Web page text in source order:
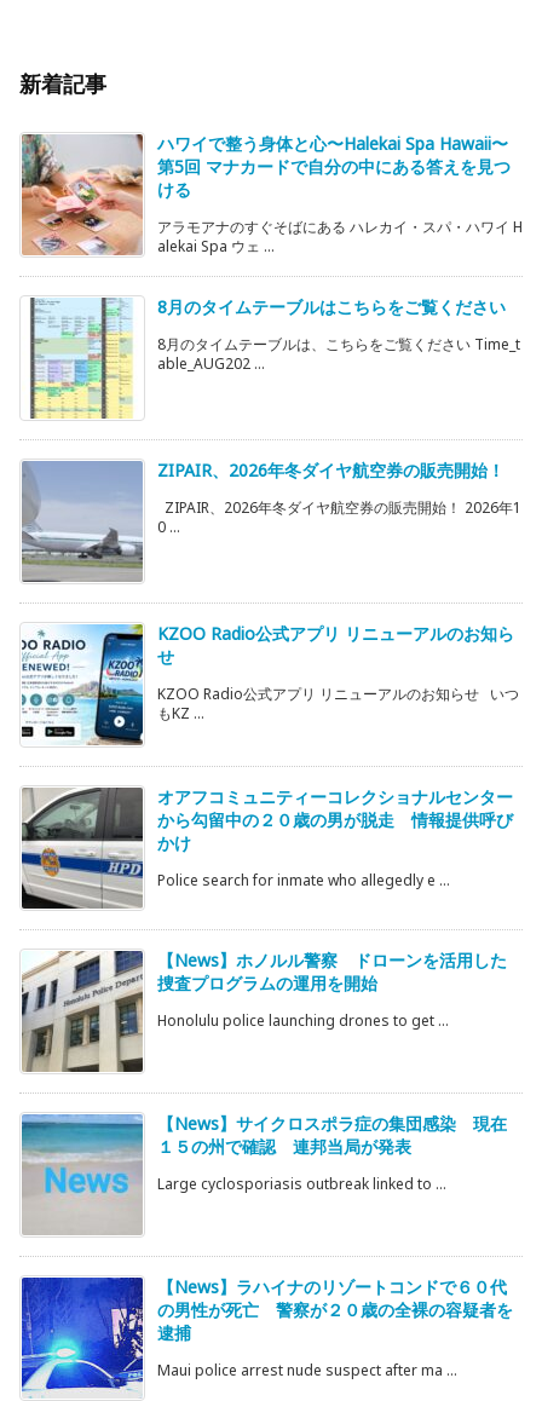
新着記事
ハワイで整う身体と心〜Halekai Spa Hawaii〜
第5回 マナカードで自分の中にある答えを見つ
ける
アラモアナのすぐそばにある ハレカイ・スパ・ハワイ H
alekai Spa ウェ ...
8月のタイムテーブルはこちらをご覧ください
8月のタイムテーブルは、こちらをご覧ください Time_t
able_AUG202 ...
ZIPAIR、2026年冬ダイヤ航空券の販売開始！
ZIPAIR、2026年冬ダイヤ航空券の販売開始！ 2026年1
0 ...
KZOO Radio公式アプリ リニューアルのお知ら
せ
KZOO Radio公式アプリ リニューアルのお知らせ いつ
もKZ ...
オアフコミュニティーコレクショナルセンター
から勾留中の２０歳の男が脱走 情報提供呼び
かけ
Police search for inmate who allegedly e ...
【News】ホノルル警察 ドローンを活用した
捜査プログラムの運用を開始
Honolulu police launching drones to get ...
【News】サイクロスポラ症の集団感染 現在
１５の州で確認 連邦当局が発表
Large cyclosporiasis outbreak linked to ...
【News】ラハイナのリゾートコンドで６０代
の男性が死亡 警察が２０歳の全裸の容疑者を
逮捕
Maui police arrest nude suspect after ma ...